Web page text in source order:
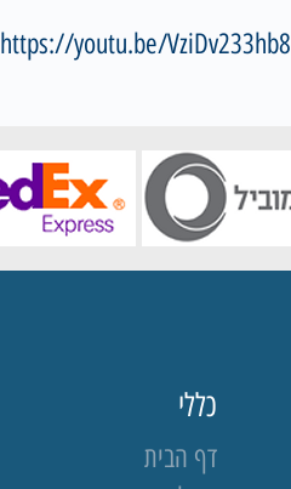
https://youtu.be/VziDv233hb8
כללי
דף הבית